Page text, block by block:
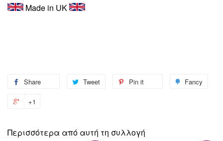
Made in UK
Share
Share
Tweet
Tweet
Pin it Fancy
+1
Google
Περισσότερα από αυτή τη συλλογή